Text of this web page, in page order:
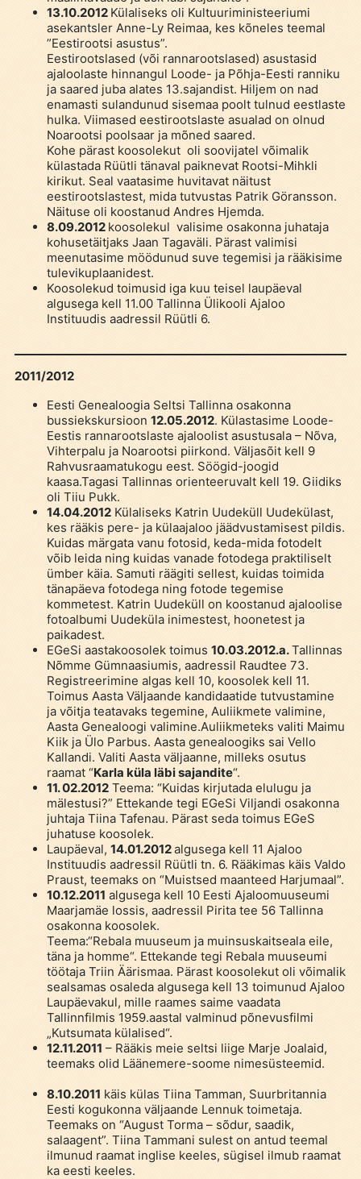
13.10.2012Külaliseks oli Kultuuriministeeriumi
asekantsler Anne-Ly Reimaa, kes kõneles teemal
”Eestirootsi asustus”.
Eestirootslased (või rannarootslased) asustasid
ajaloolaste hinnangul Loode- ja Põhja-Eesti ranniku
ja saared juba alates 13.sajandist. Hiljem on nad
enamasti sulandunud sisemaa poolt tulnud eestlaste
hulka. Viimased eestirootslaste asualad on olnud
Noarootsi poolsaar ja mõned saared.
Kohe pärast koosolekut oli soovijatel võimalik
külastada Rüütli tänaval paiknevat Rootsi-Mihkli
kirikut. Seal vaatasime huvitavat näitust
eestirootslastest, mida tutvustas Patrik Göransson.
Näituse oli koostanud Andres Hjemda.
8.09.2012koosolekul valisime osakonna juhataja
kohusetäitjaks Jaan Tagaväli. Pärast valimisi
meenutasime möödunud suve tegemisi ja rääkisime
tulevikuplaanidest.
Koosolekud toimusid iga kuu teisel laupäeval
algusega kell 11.00 Tallinna Ülikooli Ajaloo
Instituudis aadressil Rüütli 6.
2011/2012
Eesti Genealoogia Seltsi Tallinna osakonna
bussiekskursioon12.05.2012. Külastasime Loode-
Eestis rannarootslaste ajaloolist asustusala – Nõva,
Vihterpalu ja Noarootsi piirkond. Väljasõit kell 9
Rahvusraamatukogu eest. Söögid-joogid
kaasa.Tagasi Tallinnas orienteeruvalt kell 19. Giidiks
oli Tiiu Pukk.
14.04.2012Külaliseks Katrin Uudeküll Uudekülast,
kes rääkis pere- ja külaajaloo jäädvustamisest pildis.
Kuidas märgata vanu fotosid, keda-mida fotodelt
võib leida ning kuidas vanade fotodega praktiliselt
ümber käia. Samuti räägiti sellest, kuidas toimida
tänapäeva fotodega ning fotode tegemise
kommetest. Katrin Uudeküll on koostanud ajaloolise
fotoalbumi Uudeküla inimestest, hoonetest ja
paikadest.
EGeSi aastakoosolek toimus10.03.2012.a.Tallinnas
Nõmme Gümnaasiumis, aadressil Raudtee 73.
Registreerimine algas kell 10, koosolek kell 11.
Toimus Aasta Väljaande kandidaatide tutvustamine
ja võitja teatavaks tegemine, Auliikmete valimine,
Aasta Genealoogi valimine.Auliikmeteks valiti Maimu
Kiik ja Ülo Parbus. Aasta genealoogiks sai Vello
Kallandi. Valiti Aasta väljaanne, milleks osutus
raamat “Karla küla läbi sajandite“.
11. 02.2012Teema: “Kuidas kirjutada elulugu ja
mälestusi?” Ettekande tegi EGeSi Viljandi osakonna
juhtaja Tiina Tafenau. Pärast seda toimus EGeS
juhatuse koosolek.
Laupäeval,14.01.2012algusega kell 11 Ajaloo
Instituudis aadressil Rüütli tn. 6. Rääkimas käis Valdo
Praust, teemaks on “Muistsed maanteed Harjumaal”.
10.12.2011algusega kell 10 Eesti Ajaloomuuseumi
Maarjamäe lossis, aadressil Pirita tee 56 Tallinna
osakonna koosolek.
Teema:“Rebala muuseum ja muinsuskaitseala eile,
täna ja homme“. Ettekande tegi Rebala muuseumi
töötaja Triin Äärismaa. Pärast koosolekut oli võimalik
sealsamas osaleda algusega kell 13 toimunud Ajaloo
Laupäevakul, mille raames saime vaadata
Tallinnfilmis 1959.aastal valminud põnevusfilmi
„Kutsumata külalised“.
12.11.2011– Rääkis meie seltsi liige Marje Joalaid,
teemaks olid Läänemere-soome nimesüsteemid.
8.10.2011käis külas Tiina Tamman, Suurbritannia
Eesti kogukonna väljaande Lennuk toimetaja.
Teemaks on “August Torma – sõdur, saadik,
salaagent”. Tiina Tammani sulest on antud teemal
ilmunud raamat inglise keeles, sügisel ilmub raamat
ka eesti keeles.